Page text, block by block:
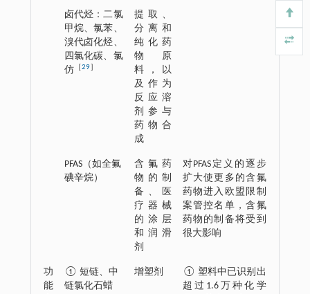
卤代烃：二氯
甲烷、氯苯、
溴代卤化烃、
四氯化碳、氯
仿［ 29］
提取、
分离和
纯化药
物原
料，以
及作为
反应溶
剂参与
药物合
成
PFAS（如全氟
碘辛烷）
含氟药
物的制
备、医
疗器械
的涂层
和润滑
剂
对PFAS定义的逐步
扩大使更多的含氟
药物进入欧盟限制
案管控名单，含氟
药物的制备将受到
很大影响
功
能
① 短链、中
链氯化石蜡
增塑剂
① 塑料中已识别出
超过1.6万种化学